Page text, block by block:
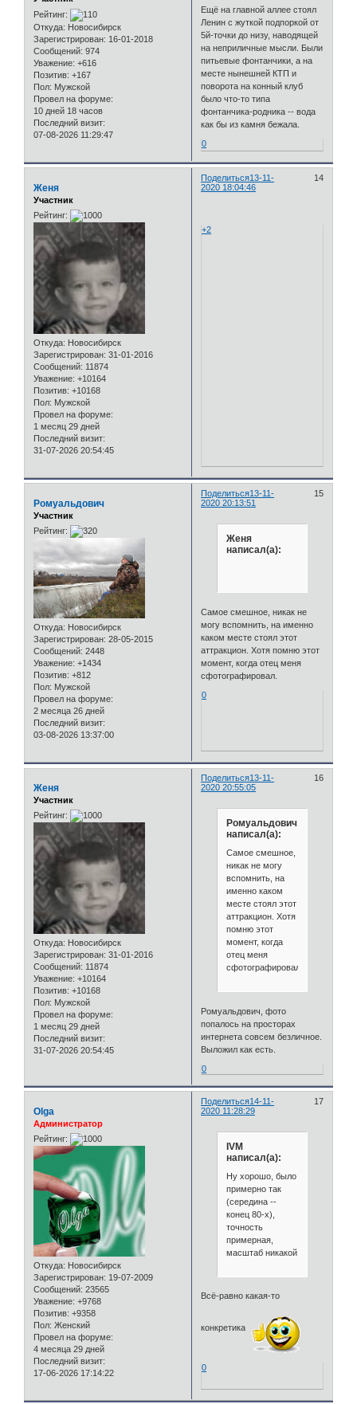
Рейтинг:
Откуда: Новосибирск
Зарегистрирован: 16-01-2018
Сообщений: 974
Уважение: +616
Позитив: +167
Пол: Мужской
Провел на форуме:
10 дней 18 часов
Последний визит:
07-08-2026 11:29:47
Ещё на главной аллее стоял
Ленин с жуткой подпоркой от
5й-точки до низу, наводящей
на неприличные мысли. Были
питьевые фонтанчики, а на
месте нынешней КТП и
поворота на конный клуб
было что-то типа
фонтанчика-родника -- вода
как бы из камня бежала.
0
Поделиться 14
13-11-
2020 18:04:46
Женя
Участник
Рейтинг:
Откуда: Новосибирск
Зарегистрирован: 31-01-2016
Сообщений: 11874
Уважение: +10164
Позитив: +10168
Пол: Мужской
Провел на форуме:
1 месяц 29 дней
Последний визит:
31-07-2026 20:54:45
+2
Поделиться 15
13-11-
2020 20:13:51
Ромуальдович
Участник
Рейтинг:
Откуда: Новосибирск
Зарегистрирован: 28-05-2015
Сообщений: 2448
Уважение: +1434
Позитив: +812
Пол: Мужской
Провел на форуме:
2 месяца 26 дней
Последний визит:
03-08-2026 13:37:00
Женя
написал(а):
Самое смешное, никак не
могу вспомнить, на именно
каком месте стоял этот
аттракцион. Хотя помню этот
момент, когда отец меня
сфотографировал.
0
Поделиться 16
13-11-
2020 20:55:05
Женя
Участник
Рейтинг:
Откуда: Новосибирск
Зарегистрирован: 31-01-2016
Сообщений: 11874
Уважение: +10164
Позитив: +10168
Пол: Мужской
Провел на форуме:
1 месяц 29 дней
Последний визит:
31-07-2026 20:54:45
Ромуальдович
написал(а):
Самое смешное,
никак не могу
вспомнить, на
именно каком
месте стоял этот
аттракцион. Хотя
помню этот
момент, когда
отец меня
сфотографировал.
Ромуальдович, фото
попалось на просторах
интернета совсем безличное.
Выложил как есть.
0
Поделиться 17
14-11-
2020 11:28:29
Olga
Администратор
Рейтинг:
Откуда: Новосибирск
Зарегистрирован: 19-07-2009
Сообщений: 23565
Уважение: +9768
Позитив: +9358
Пол: Женский
Провел на форуме:
4 месяца 29 дней
Последний визит:
17-06-2026 17:14:22
IVM
написал(а):
Ну хорошо, было
примерно так
(середина --
конец 80-х),
точность
примерная,
масштаб никакой
Всё-равно какая-то
конкретика
0